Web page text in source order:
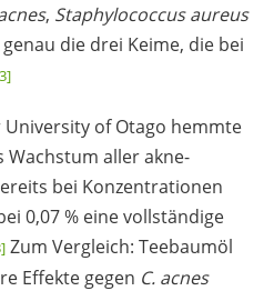
, Staphylococcus aureus
die drei Keime, die bei
of Otago hemmte
Wachstum aller akne-
bei Konzentrationen
0,07 % eine vollständige
Zum Vergleich: Teebaumöl
Effekte gegen C. acnes